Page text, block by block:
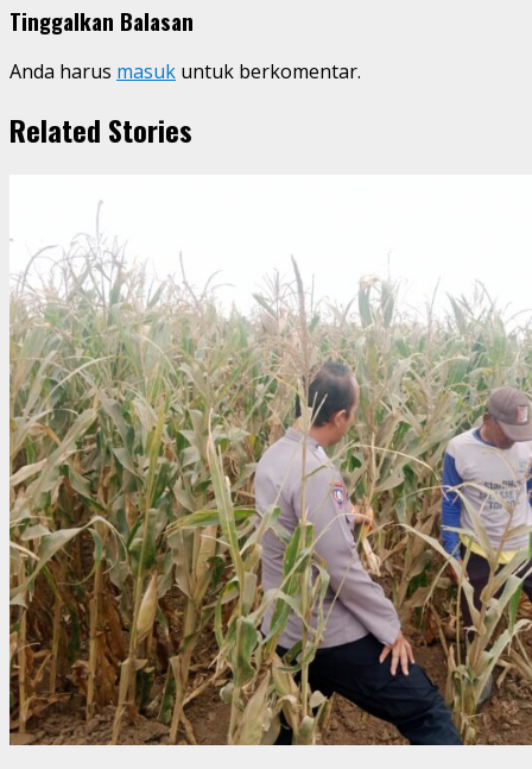
Tinggalkan Balasan
Anda harus masuk untuk berkomentar.
Related Stories